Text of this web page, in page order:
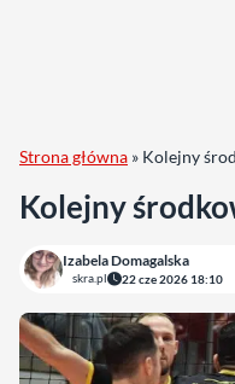
Strona główna » Kolejny
Kolejny
Izabela Domagalska
skra.pl 22 cze 2026 18:10